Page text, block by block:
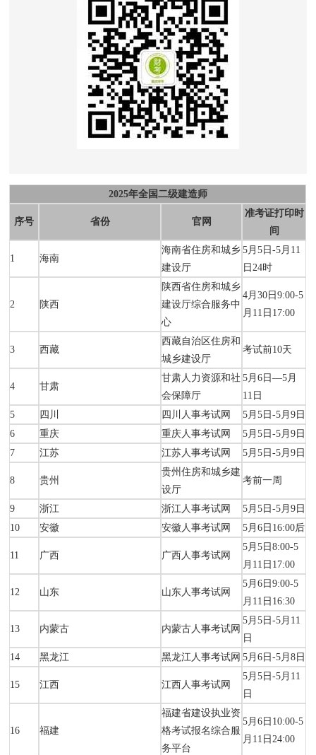
2025年全国二级建造师
序号 省份 官网
准考证打印时
间
1 海南
海南省住房和城乡
建设厅
5月5日-5月11
日24时
2 陕西
陕西省住房和城乡
建设厅综合服务中
心
4月30日9:00-5
月11日17:00
3 西藏
西藏自治区住房和
城乡建设厅
考试前10天
4 甘肃
甘肃人力资源和社
会保障厅
5月6日—5月
11日
5
四川 四川人事考试网
5月5日-5月9日
6
重庆 重庆人事考试网
5月5日-5月9日
7
江苏 江苏人事考试网 5月5日-5月9日
8 贵州
贵州住房和城乡建
设厅
考前一周
9 浙江 浙江人事考试网
5月5日-5月9日
10
安徽 安徽人事考试网 5月6日16:00后
11 广西 广西人事考试网
5月5日8:00-5
月11日17:00
12 山东 山东人事考试网
5月6日9:00-5
月11日16:30
13 内蒙古 内蒙古人事考试网
5月5日-5月11
日
14
黑龙江 黑龙江人事考试网 5月6日-5月8日
15 江西 江西人事考试网
5月5日-5月11
日
16 福建
福建省建设执业资
格考试报名综合服
务平台
5月6日10:00-5
月11日24:00